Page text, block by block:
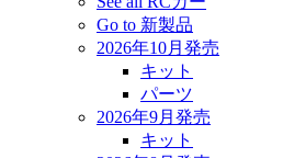
Go to 新製品
2026年10月発売
キット
パーツ
2026年9月発売
キット